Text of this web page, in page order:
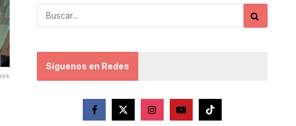
Síguenos en Redes